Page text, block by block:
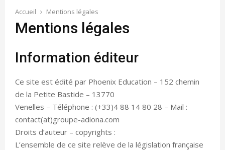
Accueil Mentions légales
Mentions légales
Information éditeur
Ce site est édité par Phoenix Education – 152 chemin
de la Petite Bastide – 13770
Venelles – Téléphone : (+33)4 88 14 80 28 – Mail :
contact(at)groupe-adiona.com
Droits d’auteur – copyrights :
L’ensemble de ce site relève de la législation française